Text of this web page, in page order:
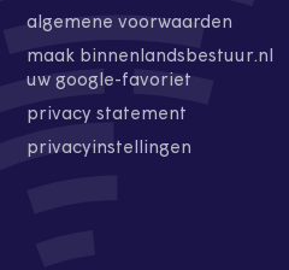
algemene voorwaarden
maak binnenlandsbestuur.nl
uw google-favoriet
privacy statement
privacyinstellingen